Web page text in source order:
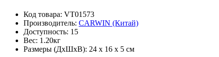
Код товара: VT01573
Производитель: CARWIN (Китай)
Доступность: 15
Вес: 1.20кг
Размеры (ДxШxВ): 24 x 16 x 5 см